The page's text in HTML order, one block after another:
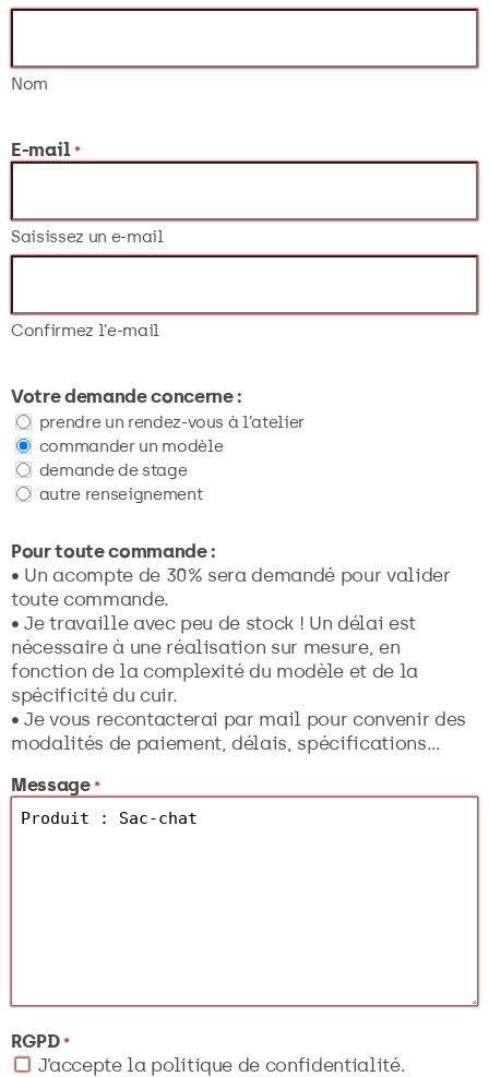
Nom
E-mail *
Saisissez un e-mail
Confirmez l’e-mail
Votre demande concerne :
prendre un rendez-vous à l’atelier
commander un modèle
demande de stage
autre renseignement
Pour toute commande :
• Un acompte de 30% sera demandé pour valider
toute commande.
• Je travaille avec peu de stock ! Un délai est
nécessaire à une réalisation sur mesure, en
fonction de la complexité du modèle et de la
spécificité du cuir.
• Je vous recontacterai par mail pour convenir des
modalités de paiement, délais, spécifications…
Message *
RGPD *
J’accepte la politique de confidentialité.